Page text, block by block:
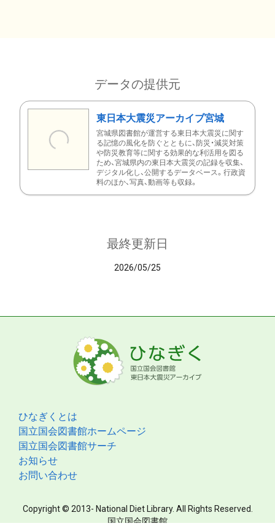
データの提供元
東日本大震災アーカイブ宮城
宮城県図書館が運営する東日本大震災に関す
る記憶の風化を防ぐとともに、防災・減災対策
や防災教育等に関する効果的な利活用を図る
ため、宮城県内の東日本大震災の記録を収集、
デジタル化し、公開するデータベース。行政資
料のほか、写真、動画等も収録。
最終更新日
2026/05/25
ひなぎくとは
国立国会図書館ホームページ
国立国会図書館サーチ
お知らせ
お問い合わせ
Copyright © 2013- National Diet Library. All Rights Reserved.